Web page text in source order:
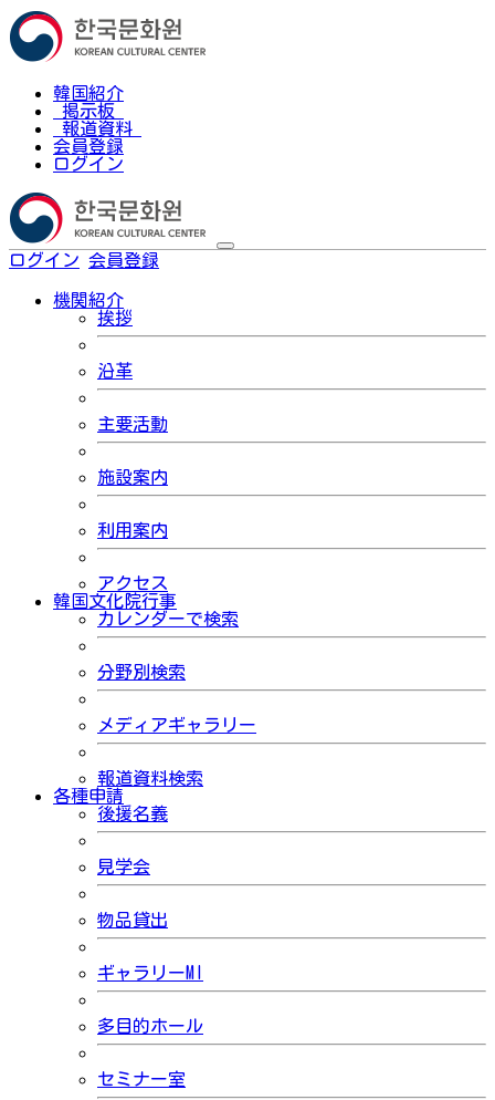
韓国紹介
掲示板
報道資料
会員登録
ログイン
ログイン 会員登録
機関紹介
挨拶
沿革
主要活動
施設案内
利用案内
アクセス
韓国文化院行事
カレンダーで検索
分野別検索
メディアギャラリー
報道資料検索
各種申請
後援名義
見学会
物品貸出
ギャラリーMI
多目的ホール
セミナー室